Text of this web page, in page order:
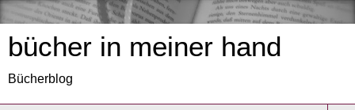
bücher in meiner hand
Bücherblog